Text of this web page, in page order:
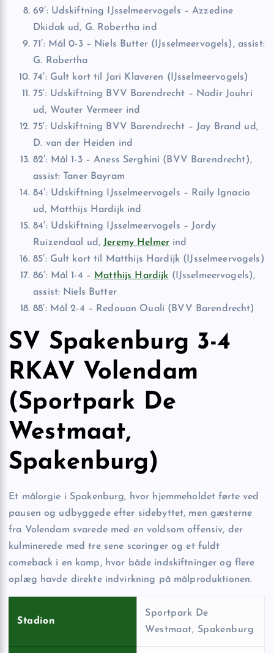
69′: Udskiftning IJsselmeervogels – Azzedine
Dkidak ud, G. Robertha ind
71′: Mål 0-3 – Niels Butter (IJsselmeervogels), assist:
G. Robertha
74′: Gult kort til Jari Klaveren (IJsselmeervogels)
75′: Udskiftning BVV Barendrecht – Nadir Jouhri
ud, Wouter Vermeer ind
75′: Udskiftning BVV Barendrecht – Jay Brand ud,
D. van der Heiden ind
82′: Mål 1-3 – Aness Serghini (BVV Barendrecht),
assist: Taner Bayram
84′: Udskiftning IJsselmeervogels – Raily Ignacio
ud, Matthijs Hardijk ind
84′: Udskiftning IJsselmeervogels – Jordy
Ruizendaal ud, Jeremy Helmer ind
85′: Gult kort til Matthijs Hardijk (IJsselmeervogels)
86′: Mål 1-4 – Matthijs Hardijk (IJsselmeervogels),
assist: Niels Butter
88′: Mål 2-4 – Redouan Ouali (BVV Barendrecht)
SV Spakenburg 3-4
RKAV Volendam
(Sportpark De
Westmaat,
Spakenburg)
Et målorgie i Spakenburg, hvor hjemmeholdet førte ved
pausen og udbyggede efter sidebyttet, men gæsterne
fra Volendam svarede med en voldsom offensiv, der
kulminerede med tre sene scoringer og et fuldt
comeback i en kamp, hvor både indskiftninger og flere
oplæg havde direkte indvirkning på målproduktionen.
Stadion
Sportpark De
Westmaat, Spakenburg